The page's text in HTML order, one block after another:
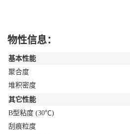
物性信息：
基本性能
聚合度
堆积密度
其它性能
B型粘度 (30℃)
刮痕粒度